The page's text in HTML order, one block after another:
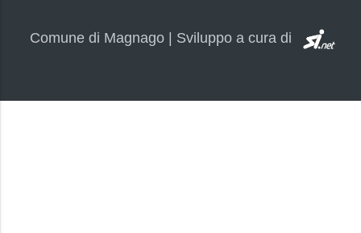
Comune di Magnago | Sviluppo a cura di